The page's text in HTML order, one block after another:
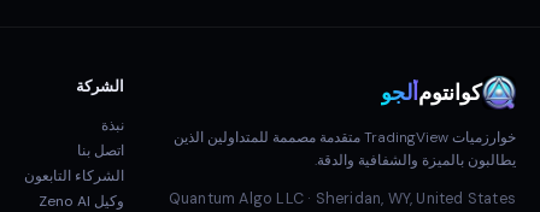
كوانتومألجو
خوارزميات TradingView متقدمة مصممة للمتداولين الذين
يطالبون بالميزة والشفافية والدقة.
Quantum Algo LLC · Sheridan, WY, United States
الشركة
نبذة
اتصل بنا
الشركاء التابعون
وكيل Zeno AI